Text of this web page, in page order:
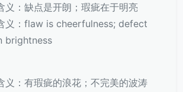
义：缺点是开朗；瑕疵在于明亮
义：flaw is cheerfulness; defect
brightness
义：有瑕疵的浪花；不完美的波涛